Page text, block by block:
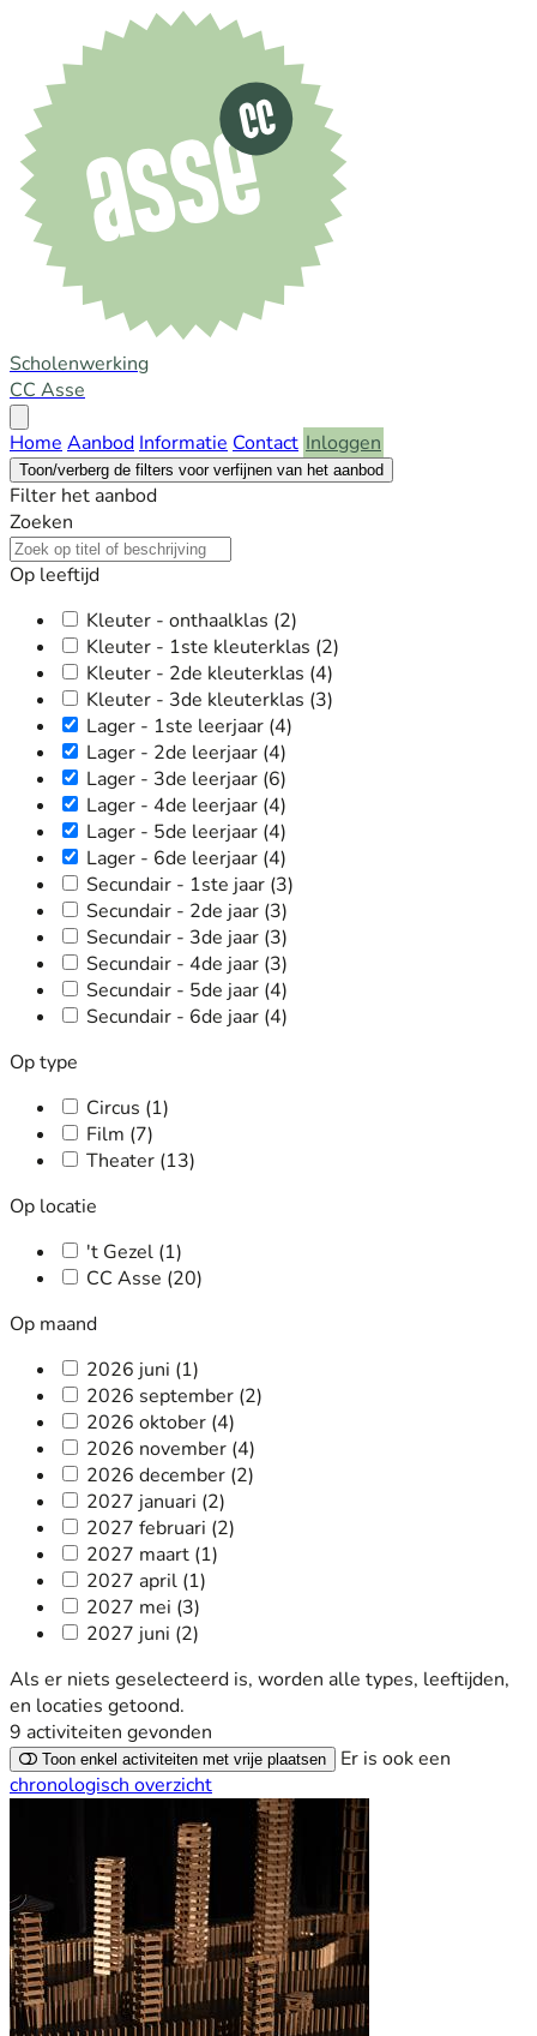
Scholenwerking
CC Asse
menu
Home Aanbod Informatie Contact Inloggen
Toon/verberg de filters voor verfijnen van het aanbod
Filter het aanbod
Zoeken
Op leeftijd
Kleuter - onthaalklas (2)
Kleuter - 1ste kleuterklas (2)
Kleuter - 2de kleuterklas (4)
Kleuter - 3de kleuterklas (3)
Lager - 1ste leerjaar (4)
Lager - 2de leerjaar (4)
Lager - 3de leerjaar (6)
Lager - 4de leerjaar (4)
Lager - 5de leerjaar (4)
Lager - 6de leerjaar (4)
Secundair - 1ste jaar (3)
Secundair - 2de jaar (3)
Secundair - 3de jaar (3)
Secundair - 4de jaar (3)
Secundair - 5de jaar (4)
Secundair - 6de jaar (4)
Op type
Circus (1)
Film (7)
Theater (13)
Op locatie
't Gezel (1)
CC Asse (20)
Op maand
2026 juni (1)
2026 september (2)
2026 oktober (4)
2026 november (4)
2026 december (2)
2027 januari (2)
2027 februari (2)
2027 maart (1)
2027 april (1)
2027 mei (3)
2027 juni (2)
Als er niets geselecteerd is, worden alle types, leeftijden,
en locaties getoond.
9 activiteiten gevonden
Toon enkel activiteiten met vrije plaatsen
Er is ook een
chronologisch overzicht